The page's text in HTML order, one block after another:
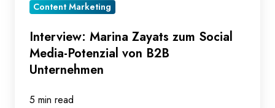
B2B
Unternehmen
Content Marketing
Interview: Marina Zayats zum Social
Media-Potenzial von B2B
Unternehmen
5 min read